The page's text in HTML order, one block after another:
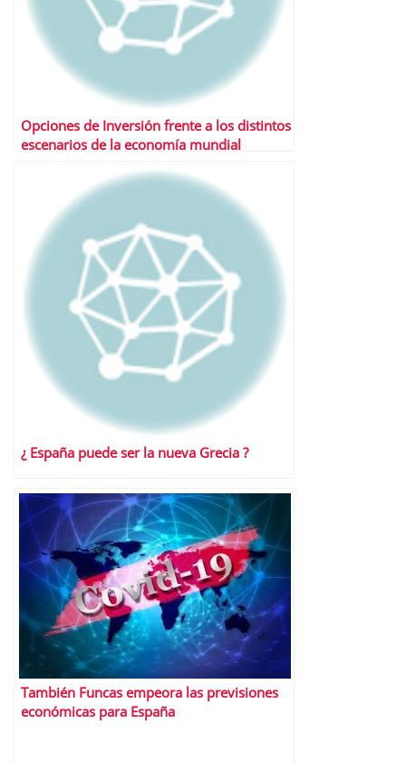
Opciones de Inversión frente a los distintos
escenarios de la economía mundial
¿ España puede ser la nueva Grecia ?
También Funcas empeora las previsiones
económicas para España